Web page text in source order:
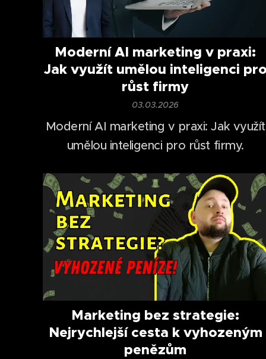
Moderní AI marketing v praxi:
Jak využít umělou inteligenci
růst firmy
03.03.2026
Moderní AI marketing v praxi: Jak využít
umělou inteligenci pro růst firmy.
Marketing bez strategie:
Nejrychlejší cesta k vyhozeným
penězům